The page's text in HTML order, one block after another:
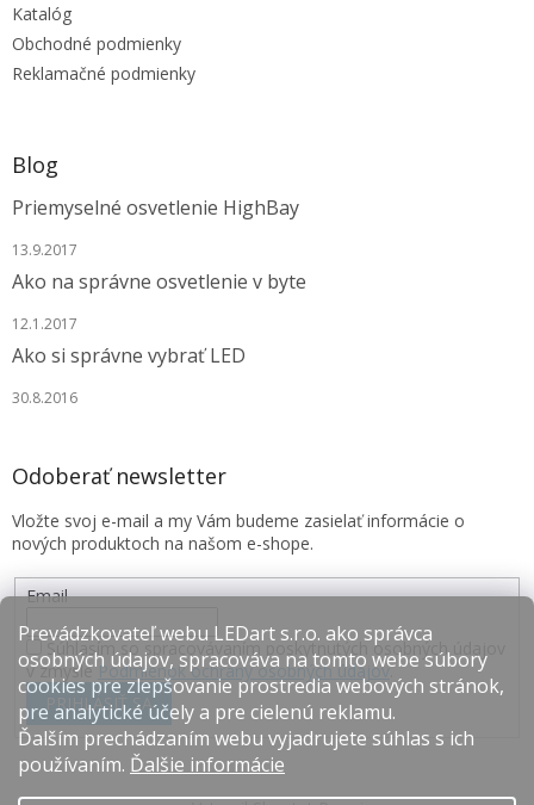
Prevádzkovateľ webu LEDart s.r.o. ako správca
osobných údajov, spracováva na tomto webe súbory
cookies pre zlepšovanie prostredia webových stránok,
pre analytické účely a pre cielenú reklamu.
Ďalším prechádzaním webu vyjadrujete súhlas s ich
používaním. Ďalšie informácie
Katalóg
Obchodné podmienky
Reklamačné podmienky
Blog
Priemyselné osvetlenie HighBay
13.9.2017
Ako na správne osvetlenie v byte
12.1.2017
Ako si správne vybrať LED
30.8.2016
Odoberať newsletter
Vložte svoj e-mail a my Vám budeme zasielať informácie o
nových produktoch na našom e-shope.
Email
Súhlasím so spracovávaním poskytnutých osobných údajov
v zmysle Podmienok ochrany osobných údajov.
PRIHLÁSIŤ SA